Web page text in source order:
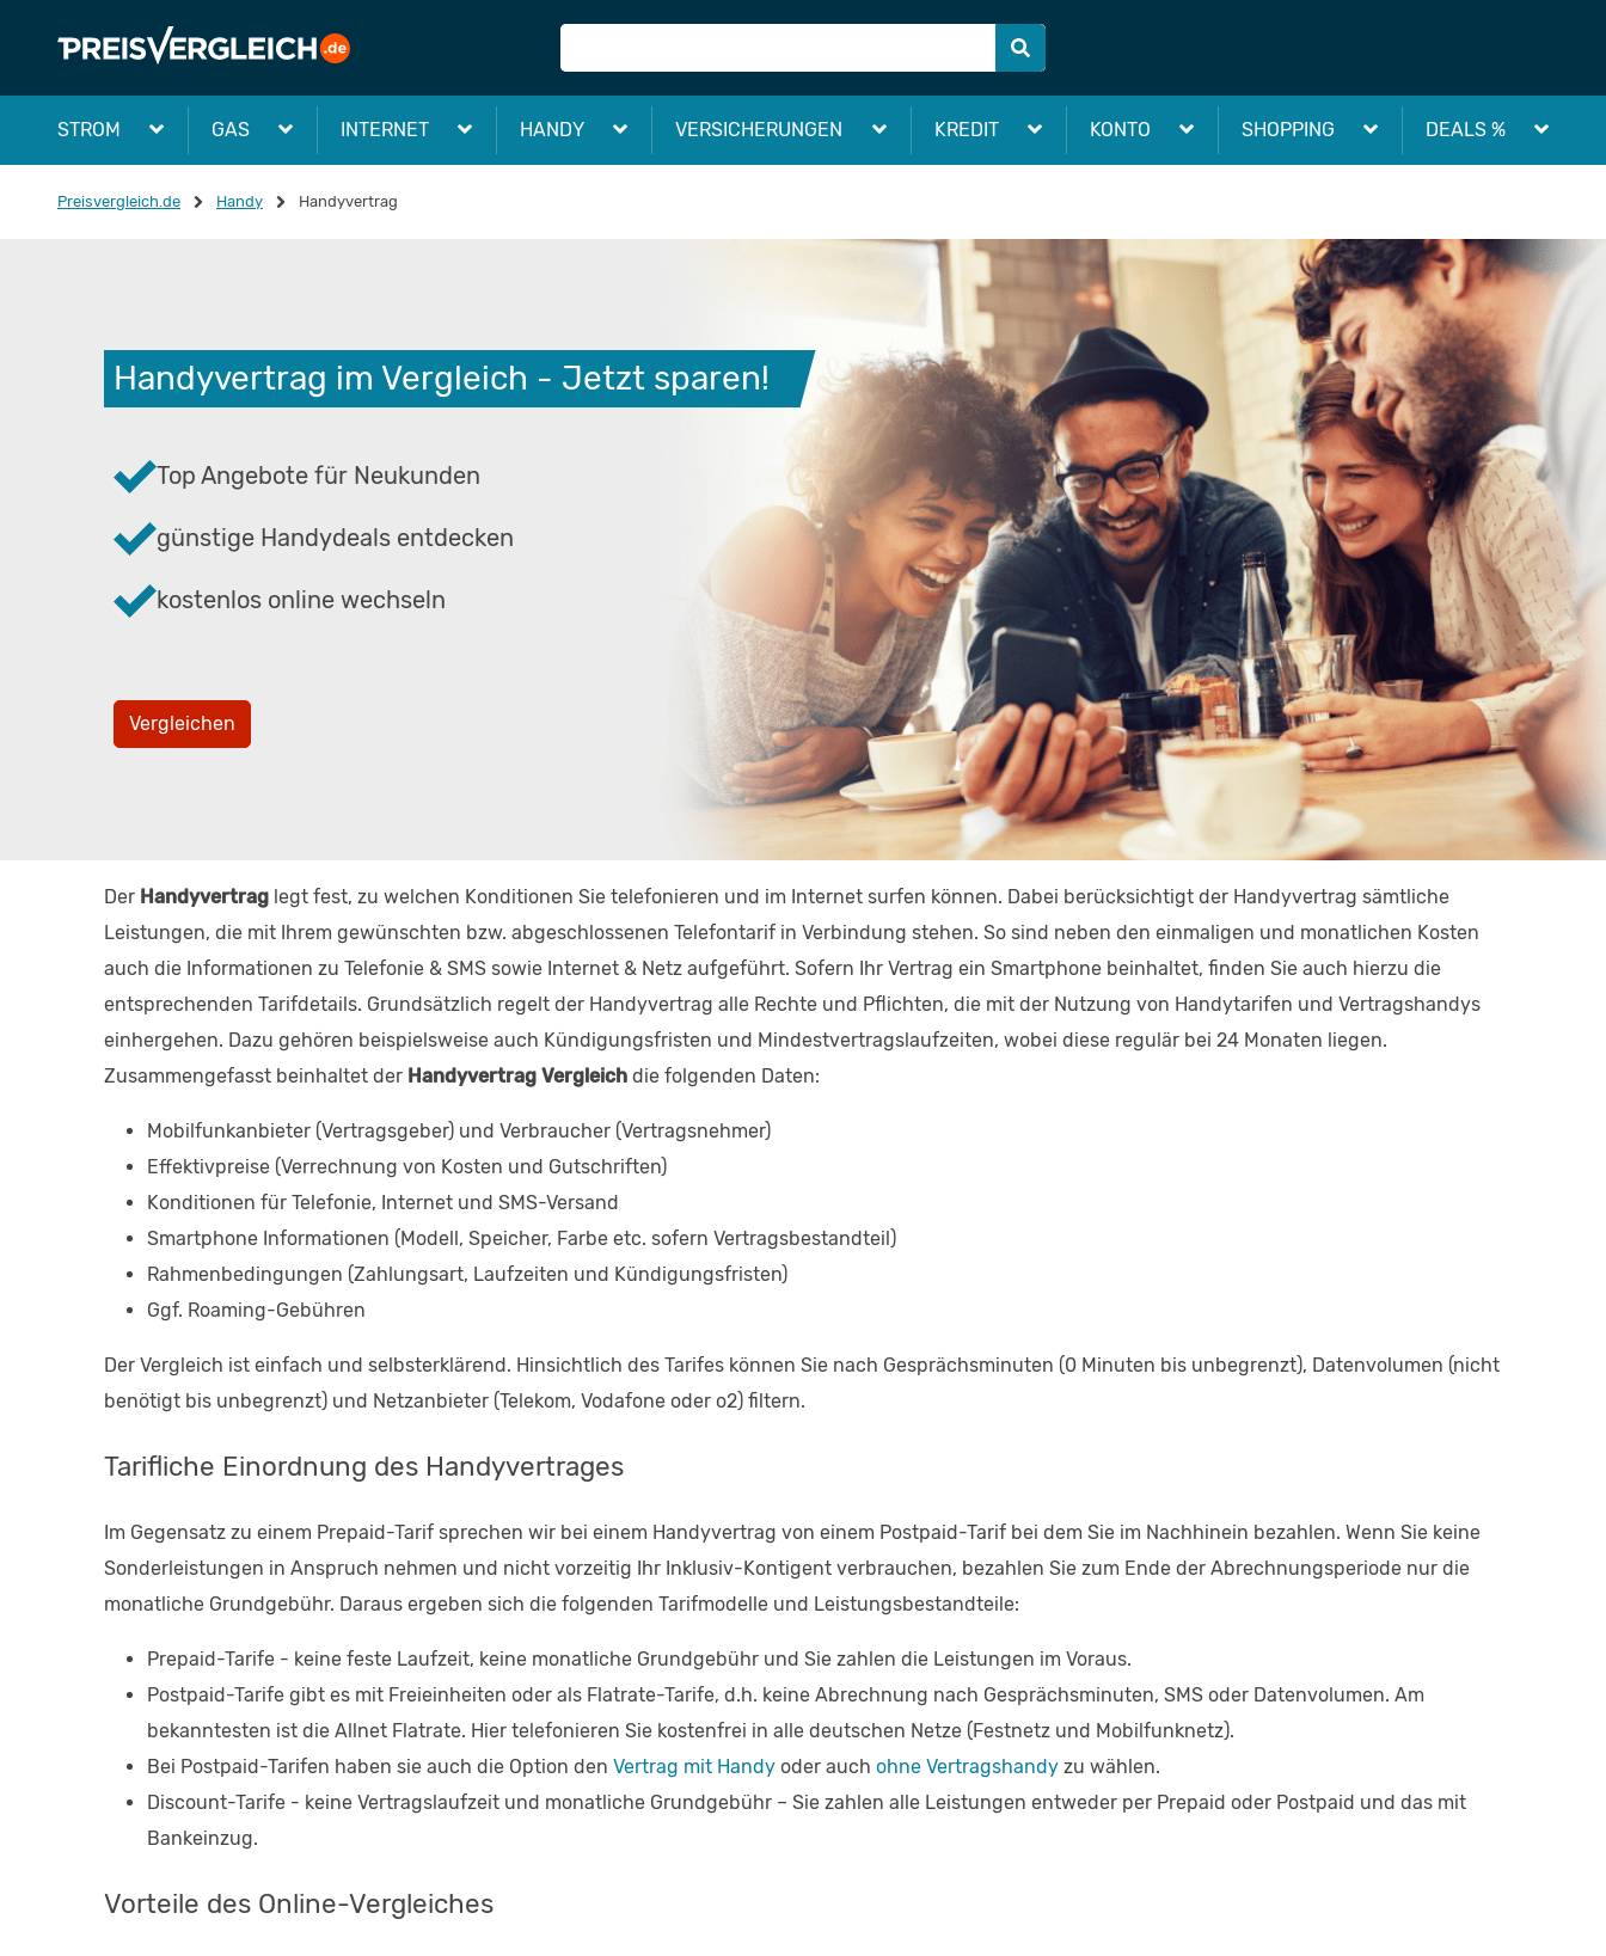
STROM GAS INTERNET HANDY VERSICHERUNGEN KREDIT KONTO SHOPPING DEALS %
Preisvergleich.de Handy Handyvertrag
Handyvertrag im Vergleich - Jetzt sparen!
Top Angebote für Neukunden
günstige Handydeals entdecken
kostenlos online wechseln
Vergleichen
Der Handyvertrag legt fest, zu welchen Konditionen Sie telefonieren und im Internet surfen können. Dabei berücksichtigt der Handyvertrag sämtliche
Leistungen, die mit Ihrem gewünschten bzw. abgeschlossenen Telefontarif in Verbindung stehen. So sind neben den einmaligen und monatlichen Kosten
auch die Informationen zu Telefonie & SMS sowie Internet & Netz aufgeführt. Sofern Ihr Vertrag ein Smartphone beinhaltet, finden Sie auch hierzu die
entsprechenden Tarifdetails. Grundsätzlich regelt der Handyvertrag alle Rechte und Pflichten, die mit der Nutzung von Handytarifen und Vertragshandys
einhergehen. Dazu gehören beispielsweise auch Kündigungsfristen und Mindestvertragslaufzeiten, wobei diese regulär bei 24 Monaten liegen.
Zusammengefasst beinhaltet der Handyvertrag Vergleich die folgenden Daten:
Mobilfunkanbieter (Vertragsgeber) und Verbraucher (Vertragsnehmer)
Effektivpreise (Verrechnung von Kosten und Gutschriften)
Konditionen für Telefonie, Internet und SMS-Versand
Smartphone Informationen (Modell, Speicher, Farbe etc. sofern Vertragsbestandteil)
Rahmenbedingungen (Zahlungsart, Laufzeiten und Kündigungsfristen)
Ggf. Roaming-Gebühren
Der Vergleich ist einfach und selbsterklärend. Hinsichtlich des Tarifes können Sie nach Gesprächsminuten (0 Minuten bis unbegrenzt), Datenvolumen (nicht
benötigt bis unbegrenzt) und Netzanbieter (Telekom, Vodafone oder o2) filtern.
Tarifliche Einordnung des Handyvertrages
Im Gegensatz zu einem Prepaid-Tarif sprechen wir bei einem Handyvertrag von einem Postpaid-Tarif bei dem Sie im Nachhinein bezahlen. Wenn Sie keine
Sonderleistungen in Anspruch nehmen und nicht vorzeitig Ihr Inklusiv-Kontigent verbrauchen, bezahlen Sie zum Ende der Abrechnungsperiode nur die
monatliche Grundgebühr. Daraus ergeben sich die folgenden Tarifmodelle und Leistungsbestandteile:
Prepaid-Tarife - keine feste Laufzeit, keine monatliche Grundgebühr und Sie zahlen die Leistungen im Voraus.
Postpaid-Tarife gibt es mit Freieinheiten oder als Flatrate-Tarife, d.h. keine Abrechnung nach Gesprächsminuten, SMS oder Datenvolumen. Am
bekanntesten ist die Allnet Flatrate. Hier telefonieren Sie kostenfrei in alle deutschen Netze (Festnetz und Mobilfunknetz).
Bei Postpaid-Tarifen haben sie auch die Option den Vertrag mit Handy oder auch ohne Vertragshandy zu wählen.
Discount-Tarife - keine Vertragslaufzeit und monatliche Grundgebühr – Sie zahlen alle Leistungen entweder per Prepaid oder Postpaid und das mit
Bankeinzug.
Vorteile des Online-Vergleiches